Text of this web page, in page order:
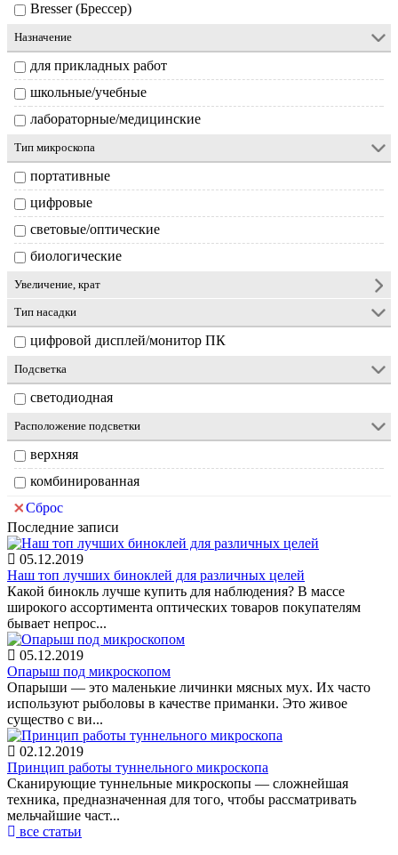
Bresser (Брессер)
Назначение
для прикладных работ
школьные/учебные
лабораторные/медицинские
Тип микроскопа
портативные
цифровые
световые/оптические
биологические
Увеличение, крат
Тип насадки
цифровой дисплей/монитор ПК
Подсветка
светодиодная
Расположение подсветки
верхняя
комбинированная
Сброс
Последние записи
05.12.2019
Наш топ лучших биноклей для различных целей
Какой бинокль лучше купить для наблюдения? В массе
широкого ассортимента оптических товаров покупателям
бывает непрос...
05.12.2019
Опарыш под микроскопом
Опарыши — это маленькие личинки мясных мух. Их часто
используют рыболовы в качестве приманки. Это живое
существо с ви...
02.12.2019
Принцип работы туннельного микроскопа
Сканирующие туннельные микроскопы — сложнейшая
техника, предназначенная для того, чтобы рассматривать
мельчайшие част...
все статьи